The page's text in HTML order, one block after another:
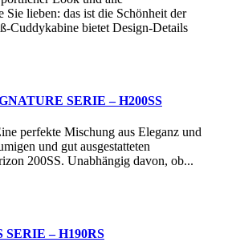
Sie lieben: das ist die Schönheit der
Cuddykabine bietet Design-Details
SERIE – H200SS
perfekte Mischung aus Eleganz und
und gut ausgestatteten
200SS. Unabhängig davon, ob...
SERIE – H190RS